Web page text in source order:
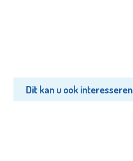
Dit kan u ook interesseren